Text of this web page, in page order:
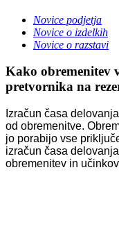
Novice podjetja
Novice o izdelkih
Novice o razstavi
Kako obremenitev
pretvornika na
Izračun časa
od obremenitve.
jo porabijo vse
izračun časa
obremenitev in